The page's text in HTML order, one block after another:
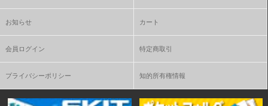
お知らせ カート
会員ログイン 特定商取引
プライバシーポリシー 知的所有権情報